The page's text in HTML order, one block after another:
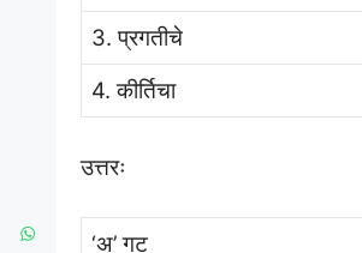
3. प्रगतीचे
4. कीर्तिचा
उत्तरः
‘अ’ गट